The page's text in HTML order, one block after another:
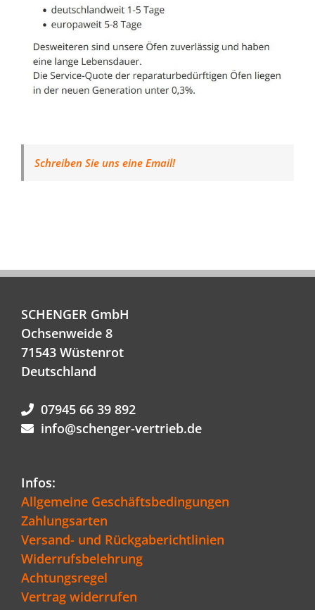
Schreiben Sie uns eine Email!
SCHENGER GmbH
Ochsenweide 8
71543 Wüstenrot
Deutschland
07945 66 39 892
info@schenger-vertrieb.de
Infos:
Allgemeine Geschäftsbedingungen
Zahlungsarten
Versand- und Rückgaberichtlinien
Widerrufsbelehrung
Achtungsregel
Vertrag widerrufen